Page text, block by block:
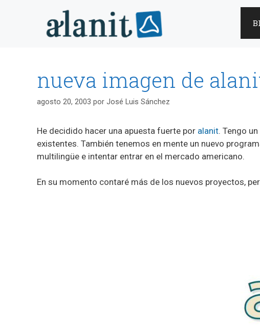
nueva imagen de
agosto 20, 2003 por José Luis Sánchez
He decidido hacer una apuesta fuerte por alanit. Tengo
existentes. También tenemos en mente un nuevo
multilingüe e intentar entrar en el mercado americano.
En su momento contaré más de los nuevos proyectos,